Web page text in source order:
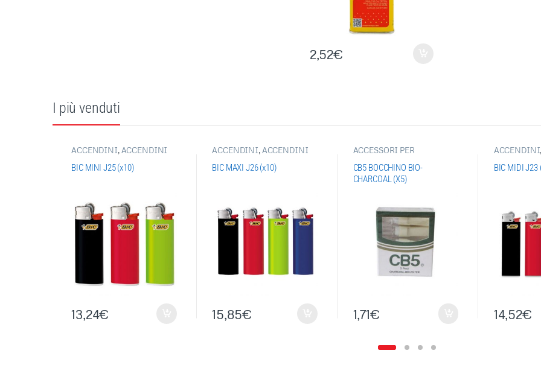
2,52€
I più venduti
ACCENDINI,ACCENDINI
ARTICOLI SINGOLI
BIC MINI J25 (x10)
13,24€
ACCENDINI,ACCENDINI
ARTICOLI SINGOLI
BIC MAXI J26 (x10)
15,85€
ACCESSORI PER
VARI
CB5 BOCCHINO BIO-
CHARCOAL (X5)
1,71€
ACCENDINI
ARTICOLI
BIC MIDI J23
14,52€